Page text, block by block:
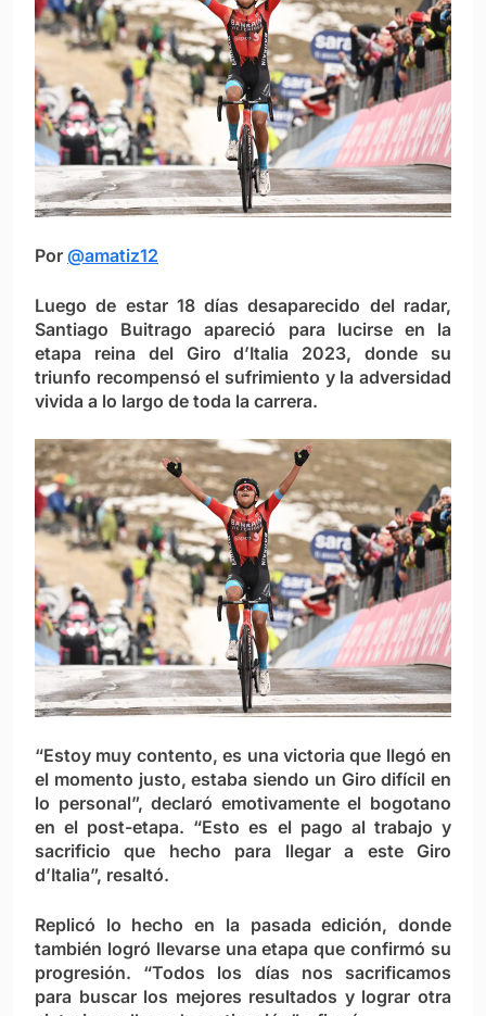
Por @amatiz12
Luego de estar 18 días desaparecido del radar,
Santiago Buitrago apareció para lucirse en la
etapa reina del Giro d’Italia 2023, donde su
triunfo recompensó el sufrimiento y la adversidad
vivida a lo largo de toda la carrera.
“Estoy muy contento, es una victoria que llegó en
el momento justo, estaba siendo un Giro difícil en
lo personal”, declaró emotivamente el bogotano
en el post-etapa. “Esto es el pago al trabajo y
sacrificio que hecho para llegar a este Giro
d’Italia”, resaltó.
Replicó lo hecho en la pasada edición, donde
también logró llevarse una etapa que confirmó su
progresión. “Todos los días nos sacrificamos
para buscar los mejores resultados y lograr otra